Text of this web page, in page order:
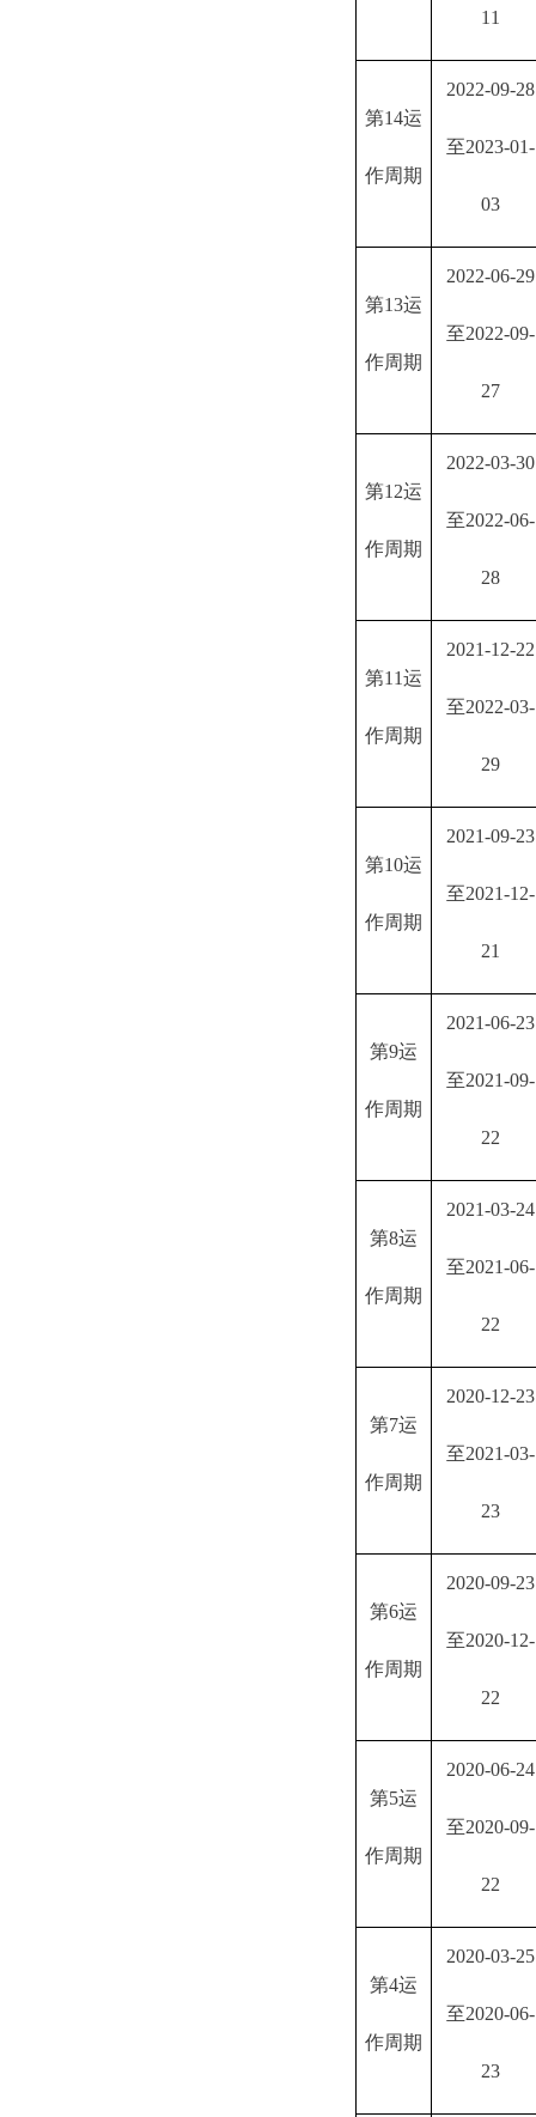
11
第14运
作周期
2022-09-28
至2023-01-
03
第13运
作周期
2022-06-29
至2022-09-
27
第12运
作周期
2022-03-30
至2022-06-
28
第11运
作周期
2021-12-22
至2022-03-
29
第10运
作周期
2021-09-23
至2021-12-
21
第9运
作周期
2021-06-23
至2021-09-
22
第8运
作周期
2021-03-24
至2021-06-
22
第7运
作周期
2020-12-23
至2021-03-
23
第6运
作周期
2020-09-23
至2020-12-
22
第5运
作周期
2020-06-24
至2020-09-
22
第4运
作周期
2020-03-25
至2020-06-
23